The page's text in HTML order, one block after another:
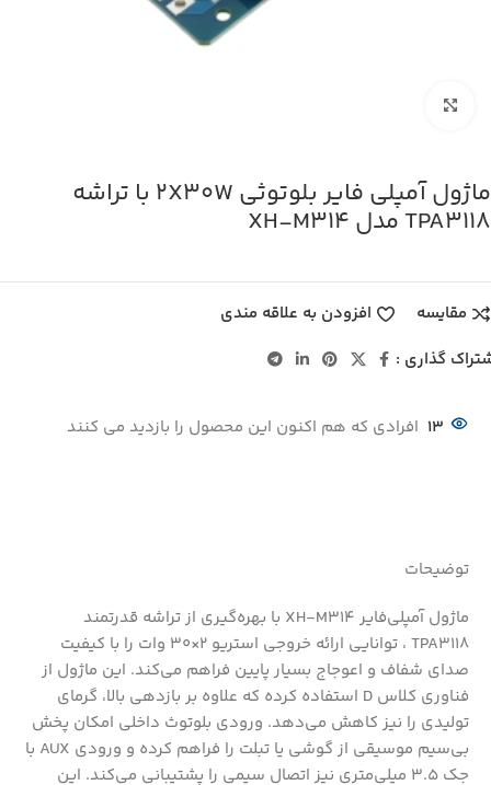
ماژول آمپلی فایر بلوتوثی 2X30W با تراشه
TPA3118 مدل XH-M314
مقایسه
افزودن به علاقه مندی
گذاری :
13 افرادی که هم اکنون این محصول را بازدید می کنند
توضیحات
ماژول آمپلی‌فایر XH-M314 با بهره‌گیری از تراشه قدرتمند
TPA3118 ، توانایی ارائه خروجی استریو 2×30 وات را با کیفیت
صدای شفاف و اعوجاج بسیار پایین فراهم می‌کند. این ماژول از
فناوری کلاس D استفاده کرده که علاوه بر بازدهی بالا، گرمای
تولیدی را نیز کاهش می‌دهد. ورودی بلوتوث داخلی امکان پخش
بی‌سیم موسیقی از گوشی یا تبلت را فراهم کرده و ورودی AUX با
جک 3.5 میلی‌متری نیز اتصال سیمی را پشتیبانی می‌کند. این